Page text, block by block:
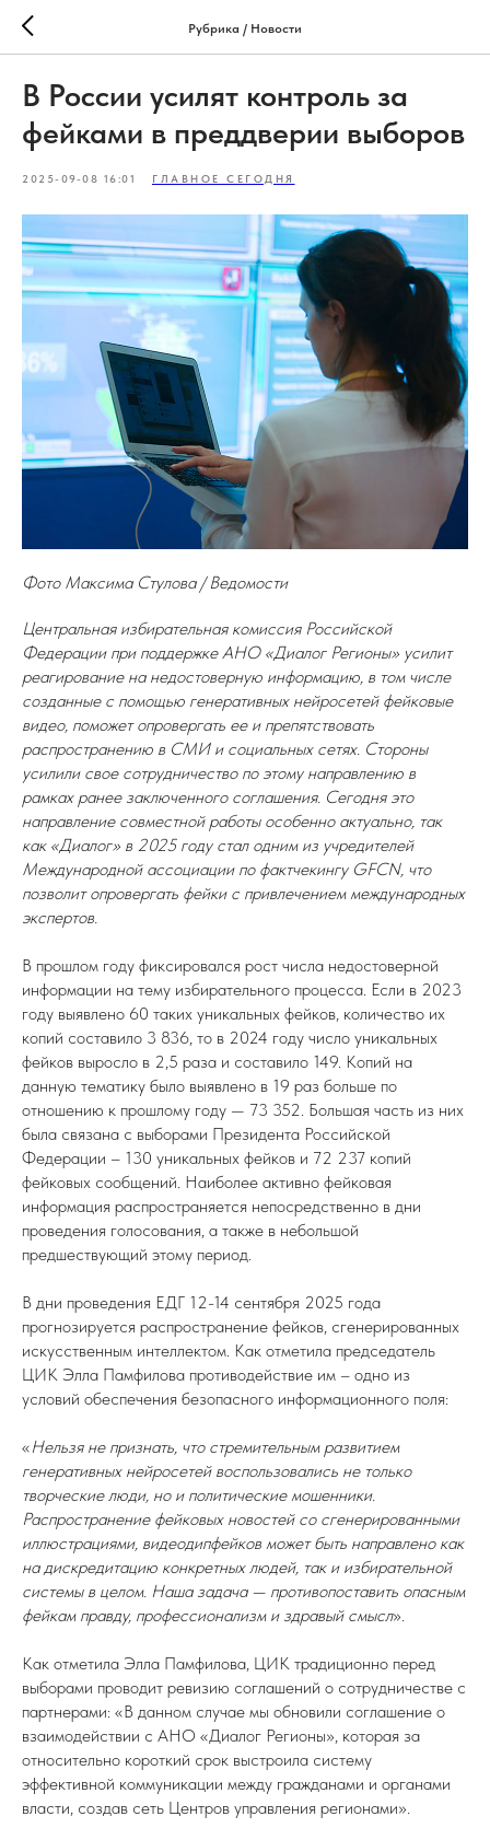
Рубрика / Новости
В России усилят контроль за
фейками в преддверии выборов
2025-09-08 16:01 ГЛАВНОЕ СЕГОДНЯ
Фото Максима Стулова / Ведомости
Центральная избирательная комиссия Российской
Федерации при поддержке АНО «Диалог Регионы» усилит
реагирование на недостоверную информацию, в том числе
созданные с помощью генеративных нейросетей фейковые
видео, поможет опровергать ее и препятствовать
распространению в СМИ и социальных сетях. Стороны
усилили свое сотрудничество по этому направлению в
рамках ранее заключенного соглашения. Сегодня это
направление совместной работы особенно актуально, так
как «Диалог» в 2025 году стал одним из учредителей
Международной ассоциации по фактчекингу GFCN, что
позволит опровергать фейки с привлечением международных
экспертов.
В прошлом году фиксировался рост числа недостоверной
информации на тему избирательного процесса. Если в 2023
году выявлено 60 таких уникальных фейков, количество их
копий составило 3 836, то в 2024 году число уникальных
фейков выросло в 2,5 раза и составило 149. Копий на
данную тематику было выявлено в 19 раз больше по
отношению к прошлому году — 73 352. Большая часть из них
была связана с выборами Президента Российской
Федерации – 130 уникальных фейков и 72 237 копий
фейковых сообщений. Наиболее активно фейковая
информация распространяется непосредственно в дни
проведения голосования, а также в небольшой
предшествующий этому период.
В дни проведения ЕДГ 12-14 сентября 2025 года
прогнозируется распространение фейков, сгенерированных
искусственным интеллектом. Как отметила председатель
ЦИК Элла Памфилова противодействие им – одно из
условий обеспечения безопасного информационного поля:
«Нельзя не признать, что стремительным развитием
генеративных нейросетей воспользовались не только
творческие люди, но и политические мошенники.
Распространение фейковых новостей со сгенерированными
иллюстрациями, видеодипфейков может быть направлено как
на дискредитацию конкретных людей, так и избирательной
системы в целом. Наша задача — противопоставить опасным
фейкам правду, профессионализм и здравый смысл».
Как отметила Элла Памфилова, ЦИК традиционно перед
выборами проводит ревизию соглашений о сотрудничестве с
партнерами: «В данном случае мы обновили соглашение о
взаимодействии с АНО «Диалог Регионы», которая за
относительно короткий срок выстроила систему
эффективной коммуникации между гражданами и органами
власти, создав сеть Центров управления регионами».